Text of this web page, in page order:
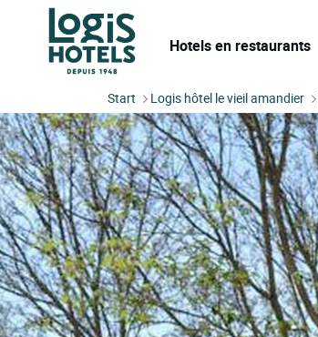
Hotels en restaurants
Start Logis hôtel le vieil amandier